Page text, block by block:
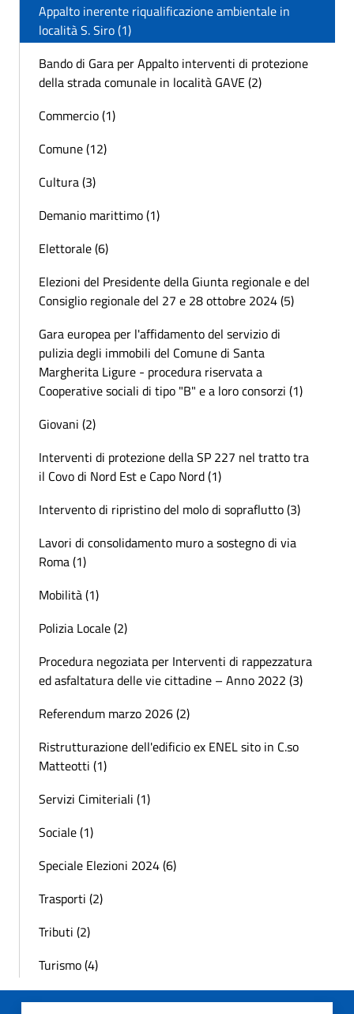
Appalto inerente riqualificazione ambientale in
località S. Siro (1)
Bando di Gara per Appalto interventi di protezione
della strada comunale in località GAVE (2)
Commercio (1)
Comune (12)
Cultura (3)
Demanio marittimo (1)
Elettorale (6)
Elezioni del Presidente della Giunta regionale e del
Consiglio regionale del 27 e 28 ottobre 2024 (5)
Gara europea per l'affidamento del servizio di
pulizia degli immobili del Comune di Santa
Margherita Ligure - procedura riservata a
Cooperative sociali di tipo "B" e a loro consorzi (1)
Giovani (2)
Interventi di protezione della SP 227 nel tratto tra
il Covo di Nord Est e Capo Nord (1)
Intervento di ripristino del molo di sopraflutto (3)
Lavori di consolidamento muro a sostegno di via
Roma (1)
Mobilità (1)
Polizia Locale (2)
Procedura negoziata per Interventi di rappezzatura
ed asfaltatura delle vie cittadine – Anno 2022 (3)
Referendum marzo 2026 (2)
Ristrutturazione dell'edificio ex ENEL sito in C.so
Matteotti (1)
Servizi Cimiteriali (1)
Sociale (1)
Speciale Elezioni 2024 (6)
Trasporti (2)
Tributi (2)
Turismo (4)